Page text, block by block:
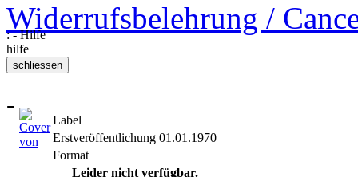
Widerrufsbelehrung /
: - Hilfe
hilfe
-
Label
Erstveröffentlichung 01.01.1970
Format
Leider nicht verfügbar.